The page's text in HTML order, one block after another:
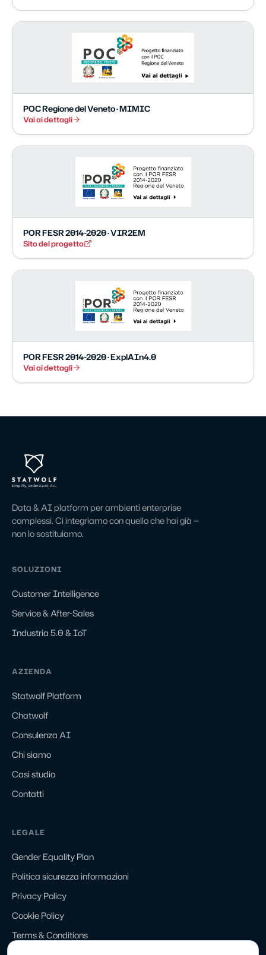
POC Regione del Veneto · MIMIC
Vai ai dettagli
POR FESR 2014-2020 · VIR2EM
Sito del progetto
POR FESR 2014-2020 · ExplAIn4.0
Vai ai dettagli
Data & AI platform per ambienti enterprise
complessi. Ci integriamo con quello che hai già —
non lo sostituiamo.
SOLUZIONI
Customer Intelligence
Service & After-Sales
Industria 5.0 & IoT
AZIENDA
Statwolf Platform
Chatwolf
Consulenza AI
Chi siamo
Casi studio
Contatti
LEGALE
Gender Equality Plan
Politica sicurezza informazioni
Privacy Policy
Cookie Policy
Terms & Conditions